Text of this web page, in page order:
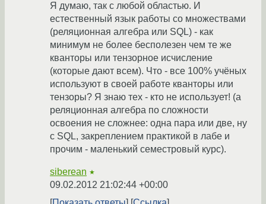
Я думаю, так с любой областью. И
естественный язык работы со множествами
(реляционная алгебра или SQL) - как
минимум не более бесполезен чем те же
кванторы или тензорное исчисление
(которые дают всем). Что - все 100% учёных
используют в своей работе кванторы или
тензоры? Я знаю тех - кто не использует! (а
реляционная алгебра по сложности
освоения не сложнее: одна пара или две, ну
с SQL, закреплением практикой в лабе и
прочим - маленький семестровый курс).
siberean ★
09.02.2012 21:02:44 +00:00